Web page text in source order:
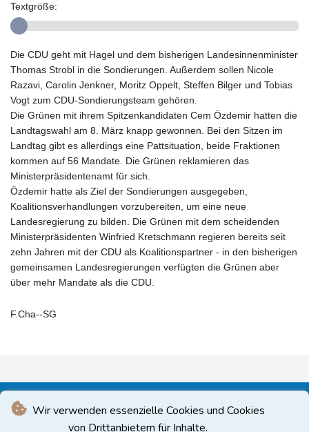
Wir verwenden essenzielle Cookies und Cookies
von Drittanbietern für Inhalte.
Textgröße:
Die CDU geht mit Hagel und dem bisherigen Landesinnenminister
Thomas Strobl in die Sondierungen. Außerdem sollen Nicole
Razavi, Carolin Jenkner, Moritz Oppelt, Steffen Bilger und Tobias
Vogt zum CDU-Sondierungsteam gehören.
Die Grünen mit ihrem Spitzenkandidaten Cem Özdemir hatten die
Landtagswahl am 8. März knapp gewonnen. Bei den Sitzen im
Landtag gibt es allerdings eine Pattsituation, beide Fraktionen
kommen auf 56 Mandate. Die Grünen reklamieren das
Ministerpräsidentenamt für sich.
Özdemir hatte als Ziel der Sondierungen ausgegeben,
Koalitionsverhandlungen vorzubereiten, um eine neue
Landesregierung zu bilden. Die Grünen mit dem scheidenden
Ministerpräsidenten Winfried Kretschmann regieren bereits seit
zehn Jahren mit der CDU als Koalitionspartner - in den bisherigen
gemeinsamen Landesregierungen verfügten die Grünen aber
über mehr Mandate als die CDU.
F.Cha--SG